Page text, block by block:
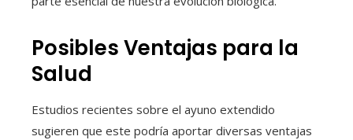
Posibles Ventajas para la
Salud
Estudios recientes sobre el ayuno extendido
sugieren que este podría aportar diversas ventajas